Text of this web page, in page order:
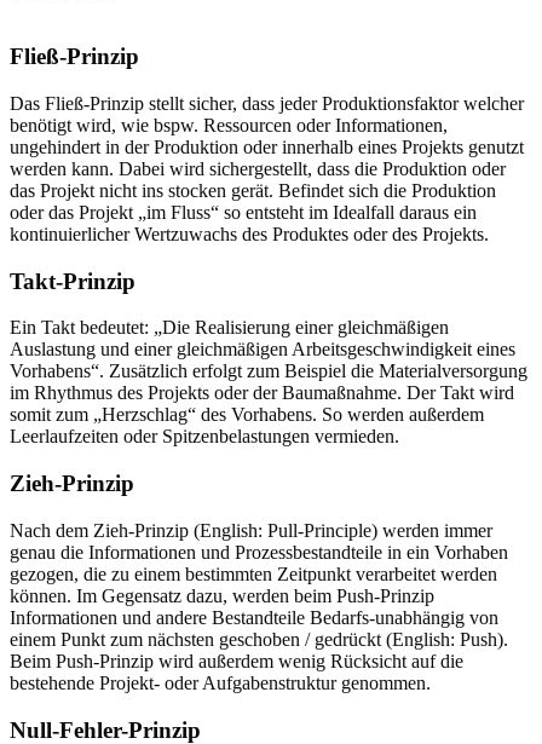
Fließ-Prinzip
Das Fließ-Prinzip stellt sicher, dass jeder Produktionsfaktor welcher
benötigt wird, wie bspw. Ressourcen oder Informationen,
ungehindert in der Produktion oder innerhalb eines Projekts genutzt
werden kann. Dabei wird sichergestellt, dass die Produktion oder
das Projekt nicht ins stocken gerät. Befindet sich die Produktion
oder das Projekt „im Fluss“ so entsteht im Idealfall daraus ein
kontinuierlicher Wertzuwachs des Produktes oder des Projekts.
Takt-Prinzip
Ein Takt bedeutet: „Die Realisierung einer gleichmäßigen
Auslastung und einer gleichmäßigen Arbeitsgeschwindigkeit eines
Vorhabens“. Zusätzlich erfolgt zum Beispiel die Materialversorgung
im Rhythmus des Projekts oder der Baumaßnahme. Der Takt wird
somit zum „Herzschlag“ des Vorhabens. So werden außerdem
Leerlaufzeiten oder Spitzenbelastungen vermieden.
Zieh-Prinzip
Nach dem Zieh-Prinzip (English: Pull-Principle) werden immer
genau die Informationen und Prozessbestandteile in ein Vorhaben
gezogen, die zu einem bestimmten Zeitpunkt verarbeitet werden
können. Im Gegensatz dazu, werden beim Push-Prinzip
Informationen und andere Bestandteile Bedarfs-unabhängig von
einem Punkt zum nächsten geschoben / gedrückt (English: Push).
Beim Push-Prinzip wird außerdem wenig Rücksicht auf die
bestehende Projekt- oder Aufgabenstruktur genommen.
Null-Fehler-Prinzip